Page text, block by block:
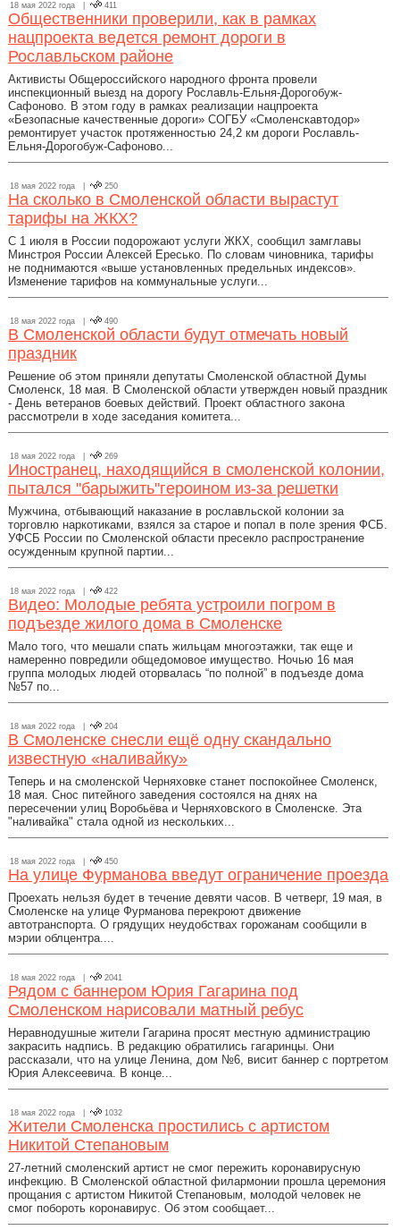
18 мая 2022 года | 411
Общественники проверили, как в рамках
нацпроекта ведется ремонт дороги в
Рославльском районе
Активисты Общероссийского народного фронта провели
инспекционный выезд на дорогу Рославль-Ельня-Дорогобуж-
Сафоново. В этом году в рамках реализации нацпроекта
«Безопасные качественные дороги» СОГБУ «Смоленскавтодор»
ремонтирует участок протяженностью 24,2 км дороги Рославль-
Ельня-Дорогобуж-Сафоново...
18 мая 2022 года | 250
На сколько в Смоленской области вырастут
тарифы на ЖКХ?
С 1 июля в России подорожают услуги ЖКХ, сообщил замглавы
Минстроя России Алексей Ересько. По словам чиновника, тарифы
не поднимаются «выше установленных предельных индексов».
Изменение тарифов на коммунальные услуги...
18 мая 2022 года | 490
В Смоленской области будут отмечать новый
праздник
Решение об этом приняли депутаты Смоленской областной Думы
Смоленск, 18 мая. В Смоленской области утвержден новый праздник
- День ветеранов боевых действий. Проект областного закона
рассмотрели в ходе заседания комитета...
18 мая 2022 года | 269
Иностранец, находящийся в смоленской колонии,
пытался "барыжить"героином из-за решетки
Мужчина, отбывающий наказание в рославльской колонии за
торговлю наркотиками, взялся за старое и попал в поле зрения ФСБ.
УФСБ России по Смоленской области пресекло распространение
осужденным крупной партии...
18 мая 2022 года | 422
Видео: Молодые ребята устроили погром в
подъезде жилого дома в Смоленске
Мало того, что мешали спать жильцам многоэтажки, так еще и
намеренно повредили общедомовое имущество. Ночью 16 мая
группа молодых людей оторвалась “по полной” в подъезде дома
№57 по...
18 мая 2022 года | 204
В Смоленске снесли ещё одну скандально
известную «наливайку»
Теперь и на смоленской Черняховке станет поспокойнее Смоленск,
18 мая. Снос питейного заведения состоялся на днях на
пересечении улиц Воробьёва и Черняховского в Смоленске. Эта
"наливайка" стала одной из нескольких...
18 мая 2022 года | 450
На улице Фурманова введут ограничение проезда
Проехать нельзя будет в течение девяти часов. В четверг, 19 мая, в
Смоленске на улице Фурманова перекроют движение
автотранспорта. О грядущих неудобствах горожанам сообщили в
мэрии облцентра....
18 мая 2022 года | 2041
Рядом с баннером Юрия Гагарина под
Смоленском нарисовали матный ребус
Неравнодушные жители Гагарина просят местную администрацию
закрасить надпись. В редакцию обратились гагаринцы. Они
рассказали, что на улице Ленина, дом №6, висит баннер с портретом
Юрия Алексеевича. В конце...
18 мая 2022 года | 1032
Жители Смоленска простились с артистом
Никитой Степановым
27-летний смоленский артист не смог пережить коронавирусную
инфекцию. В Смоленской областной филармонии прошла церемония
прощания с артистом Никитой Степановым, молодой человек не
смог побороть коронавирус. Об этом сообщает...